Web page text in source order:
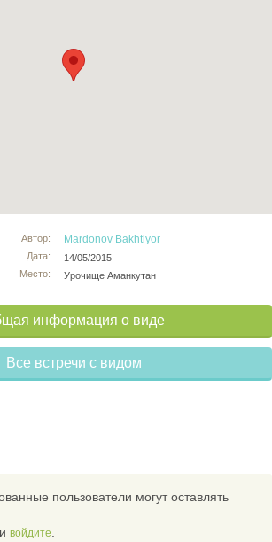
Автор:
Дата:
Место:
Mardonov Bakhtiyor
14/05/2015
Урочище Аманкутан
информация о виде
Все встречи с видом
пользователи могут оставлять
войдите